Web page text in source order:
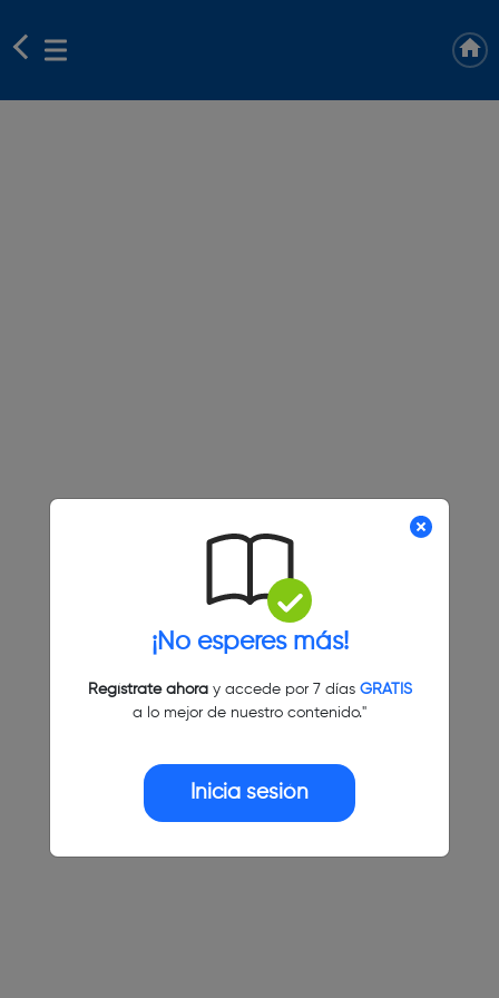
¡No esperes más!
Regístrate ahoray accede por 7 días GRATIS
a lo mejor de nuestro contenido."
Inicia sesión